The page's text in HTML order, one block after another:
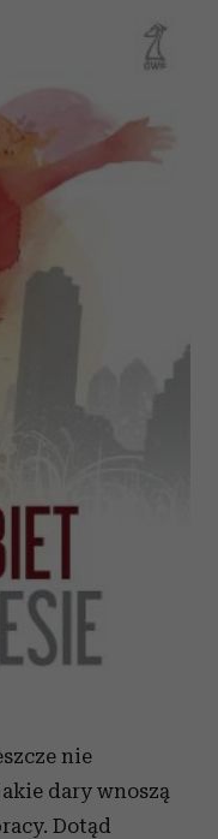
nie
dary wnoszą
Dotąd